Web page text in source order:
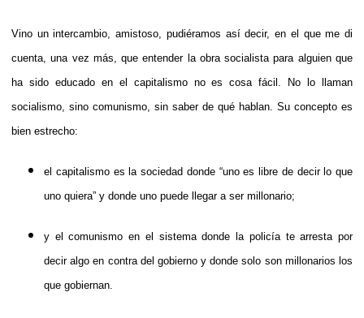
Vino un intercambio, amistoso, pudiéramos así decir, en el que me di
cuenta, una vez más, que entender la obra socialista para alguien que
ha sido educado en el capitalismo no es cosa fácil. No lo llaman
socialismo, sino comunismo, sin saber de qué hablan. Su concepto es
bien estrecho:
el capitalismo es la sociedad donde “uno es libre de decir lo que
uno quiera” y donde uno puede llegar a ser millonario;
y el comunismo en el sistema donde la policía te arresta por
decir algo en contra del gobierno y donde solo son millonarios los
que gobiernan.